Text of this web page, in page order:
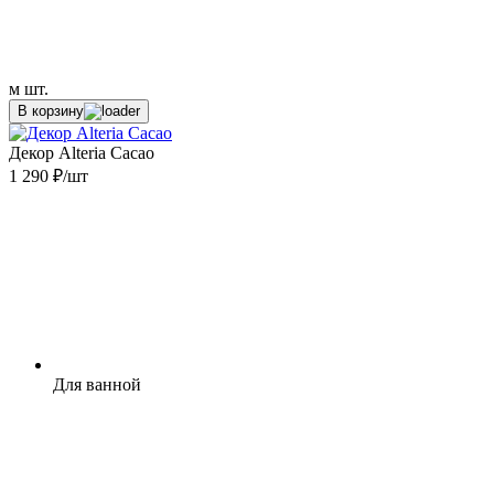
м шт.
В корзину
Декор Alteria Cacao
1 290 ₽/шт
Для ванной